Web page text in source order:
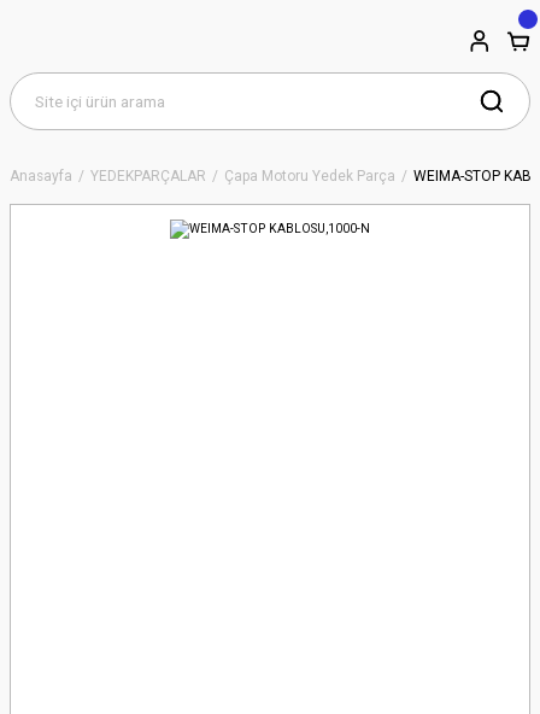
Anasayfa YEDEKPARÇALAR Çapa Motoru Yedek Parça WEIMA-STOP